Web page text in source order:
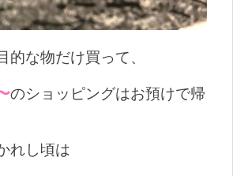
的な物だけ買って、
のショッピングはお預けで帰
れし頃は